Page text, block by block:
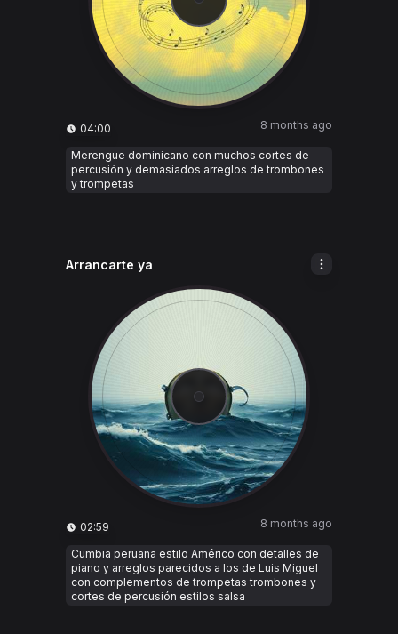
04:00 8 months ago
Merengue dominicano con muchos cortes de
percusión y demasiados arreglos de trombones
y trompetas
Arrancarte ya
02:59 8 months ago
Cumbia peruana estilo Américo con detalles de
piano y arreglos parecidos a los de Luis Miguel
con complementos de trompetas trombones y
cortes de percusión estilos salsa